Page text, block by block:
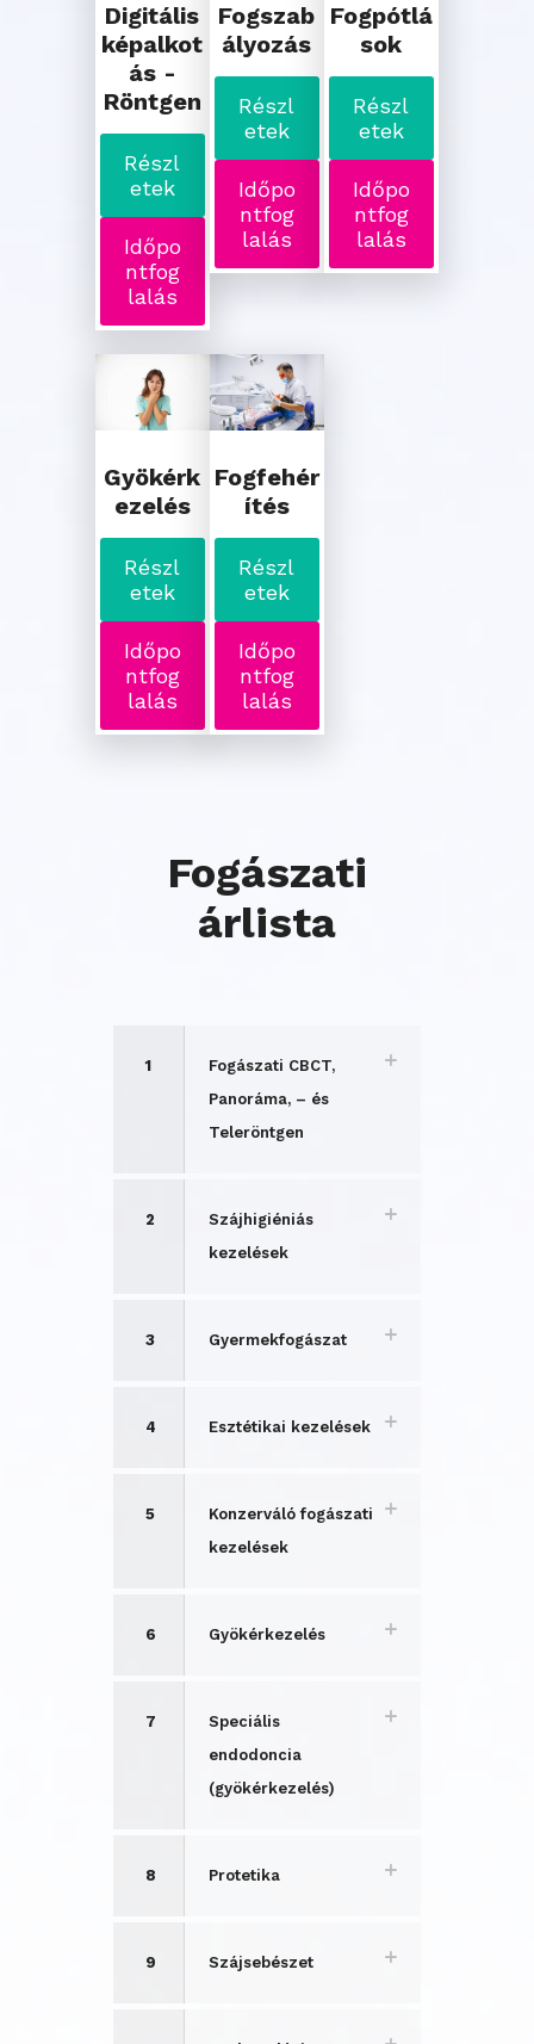
Digitális
képalkot
ás -
Röntgen
Részl
etek
Időpo
ntfog
lalás
Fogszab
ályozás
Részl
etek
Időpo
ntfog
lalás
Fogpótlá
sok
Részl
etek
Időpo
ntfog
lalás
Gyökérk
ezelés
Részl
etek
Időpo
ntfog
lalás
Fogfehér
ítés
Részl
etek
Időpo
ntfog
lalás
Fogászati
árlista
1
Fogászati CBCT,
Panoráma, – és
Teleröntgen
2
Szájhigiéniás
kezelések
3 Gyermekfogászat
4 Esztétikai kezelések
5
Konzerváló fogászati
kezelések
6 Gyökérkezelés
7
Speciális
endodoncia
(gyökérkezelés)
8 Protetika
9 Szájsebészet